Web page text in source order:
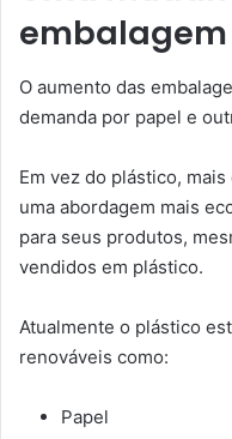
embalagem
O aumento das
demanda por papel e
Em vez do plástico,
uma abordagem mais
para seus produtos,
vendidos em plástico.
Atualmente o plástico
renováveis ​​como:
Papel